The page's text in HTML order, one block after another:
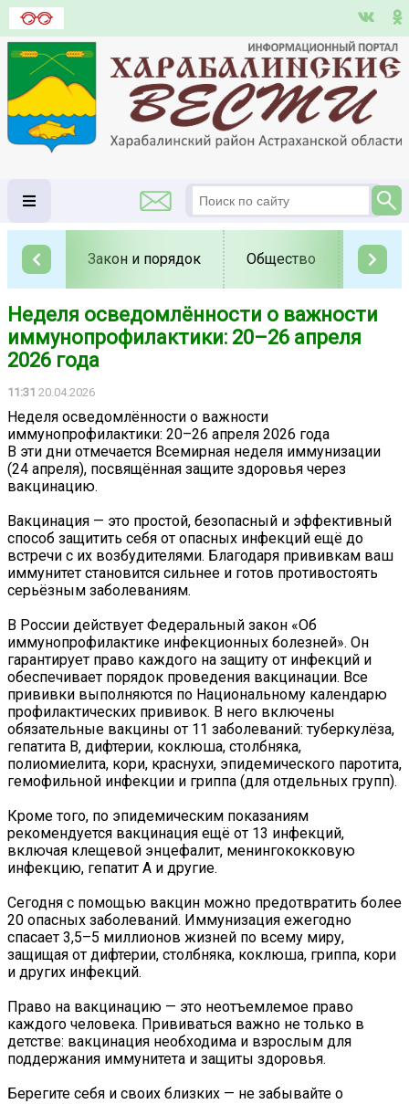
Закон и порядок Общество
Неделя осведомлённости о важности
иммунопрофилактики: 20–26 апреля
2026 года
11:31 20.04.2026
Неделя осведомлённости о важности
иммунопрофилактики: 20–26 апреля 2026 года
В эти дни отмечается Всемирная неделя иммунизации
(24 апреля), посвящённая защите здоровья через
вакцинацию.
Вакцинация — это простой, безопасный и эффективный
способ защитить себя от опасных инфекций ещё до
встречи с их возбудителями. Благодаря прививкам ваш
иммунитет становится сильнее и готов противостоять
серьёзным заболеваниям.
В России действует Федеральный закон «Об
иммунопрофилактике инфекционных болезней». Он
гарантирует право каждого на защиту от инфекций и
обеспечивает порядок проведения вакцинации. Все
прививки выполняются по Национальному календарю
профилактических прививок. В него включены
обязательные вакцины от 11 заболеваний: туберкулёза,
гепатита В, дифтерии, коклюша, столбняка,
полиомиелита, кори, краснухи, эпидемического паротита,
гемофильной инфекции и гриппа (для отдельных групп).
Кроме того, по эпидемическим показаниям
рекомендуется вакцинация ещё от 13 инфекций,
включая клещевой энцефалит, менингококковую
инфекцию, гепатит А и другие.
Сегодня с помощью вакцин можно предотвратить более
20 опасных заболеваний. Иммунизация ежегодно
спасает 3,5–5 миллионов жизней по всему миру,
защищая от дифтерии, столбняка, коклюша, гриппа, кори
и других инфекций.
Право на вакцинацию — это неотъемлемое право
каждого человека. Прививаться важно не только в
детстве: вакцинация необходима и взрослым для
поддержания иммунитета и защиты здоровья.
Берегите себя и своих близких — не забывайте о